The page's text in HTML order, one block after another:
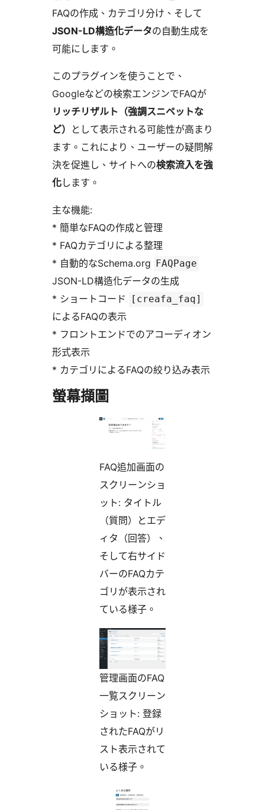
FAQの作成、カテゴリ分け、そして
JSON-LD構造化データの自動生成を
可能にします。
このプラグインを使うことで、
Googleなどの検索エンジンでFAQが
リッチリザルト（強調スニペットな
ど）
として表示される可能性が高まり
ます。これにより、ユーザーの疑問解
決を促進し、サイトへの検索流入を強
化します。
主な機能:
* 簡単なFAQの作成と管理
* FAQカテゴリによる整理
* 自動的なSchema.org
FAQPage
JSON-LD構造化データの生成
* ショートコード
[creafa_faq]
によるFAQの表示
* フロントエンドでのアコーディオン
形式表示
* カテゴリによるFAQの絞り込み表示
螢幕擷圖
FAQ追加画面の
スクリーンショ
ット: タイトル
（質問）とエデ
ィタ（回答）、
そして右サイド
バーのFAQカテ
ゴリが表示され
ている様子。
管理画面のFAQ
一覧スクリーン
ショット: 登録
されたFAQがリ
スト表示されて
いる様子。